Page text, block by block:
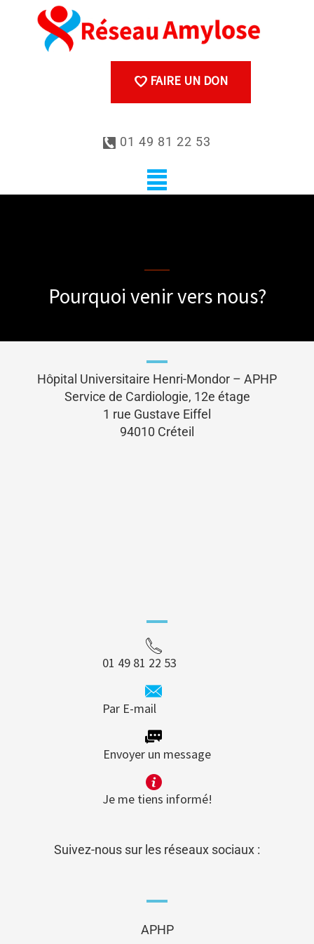
FAIRE UN DON
01 49 81 22 53
Pourquoi venir vers nous?
Hôpital Universitaire Henri-Mondor – APHP
Service de Cardiologie, 12e étage
1 rue Gustave Eiffel
94010 Créteil
01 49 81 22 53
Par E-mail
Envoyer un message
Je me tiens informé!
Suivez-nous sur les réseaux sociaux :
APHP